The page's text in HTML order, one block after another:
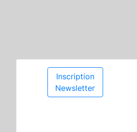
Inscription
Newsletter